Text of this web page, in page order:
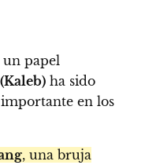
un papel
ha sido
en los
, una bruja